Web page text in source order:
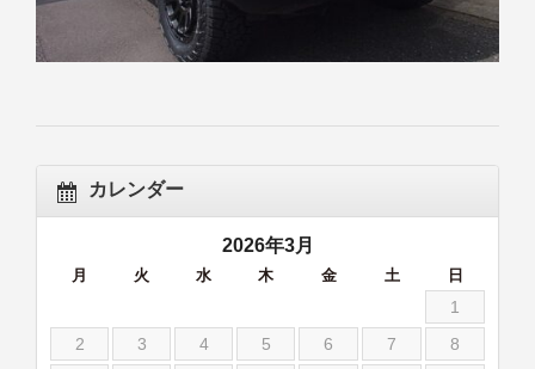
カレンダー
2026年3月
月 火 水 木 金 土 日
1
2
3 4 5 6 7
8